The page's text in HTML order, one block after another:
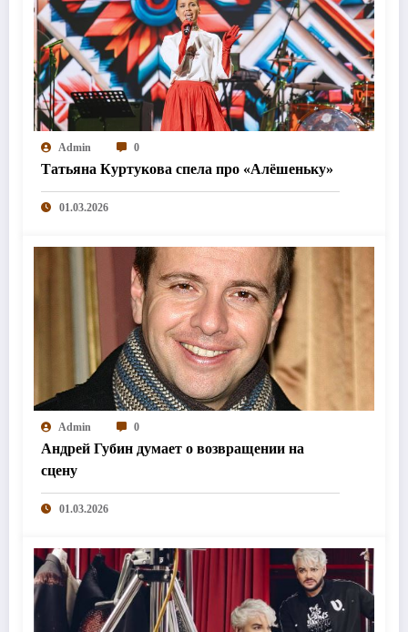
Admin 0
Татьяна Куртукова спела про «Алёшеньку»
01.03.2026
Admin 0
Андрей Губин думает о возвращении на
сцену
01.03.2026